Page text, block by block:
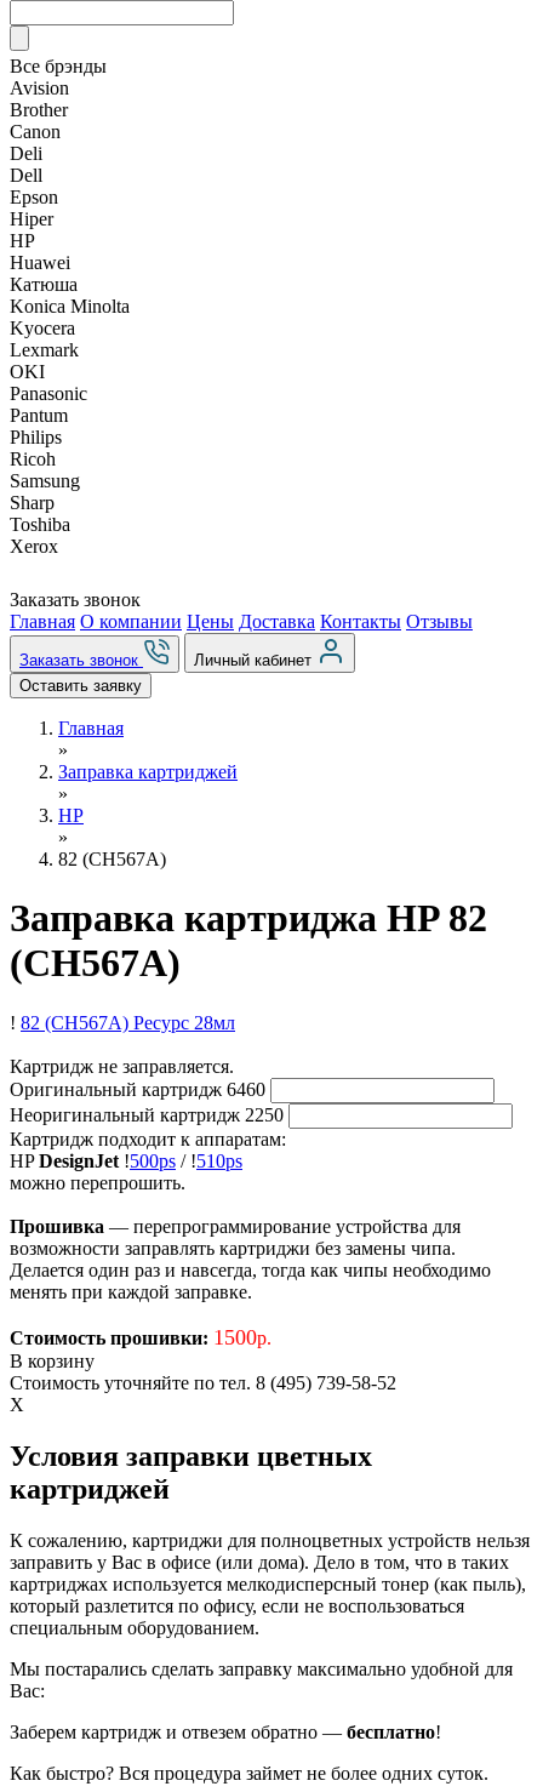
Все брэнды
Avision
Brother
Canon
Deli
Dell
Epson
Hiper
HP
Huawei
Катюша
Konica Minolta
Kyocera
Lexmark
OKI
Panasonic
Pantum
Philips
Ricoh
Samsung
Sharp
Toshiba
Xerox
Заказать звонок
Главная О компании Цены Доставка Контакты Отзывы
Заказать звонок
Личный кабинет
Оставить заявку
Главная
»
Заправка картриджей
»
HP
»
82 (CH567A)
Заправка картриджа HP 82
(CH567A)
! 82 (CH567A) Ресурс 28мл
Картридж не заправляется.
Оригинальный картридж 6460
Неоригинальный картридж 2250
Картридж подходит к аппаратам:
HPDesignJet !500ps / !510ps
можно перепрошить.
Прошивка — перепрограммирование устройства для
возможности заправлять картриджи без замены чипа.
Делается один раз и навсегда, тогда как чипы необходимо
менять при каждой заправке.
Стоимость прошивки: 1500р.
В корзину
Стоимость уточняйте по тел. 8 (495) 739-58-52
X
Условия заправки цветных
картриджей
К сожалению, картриджи для полноцветных устройств нельзя
заправить у Вас в офисе (или дома). Дело в том, что в таких
картриджах используется мелкодисперсный тонер (как пыль),
который разлетится по офису, если не воспользоваться
специальным оборудованием.
Мы постарались сделать заправку максимально удобной для
Вас:
Заберем картридж и отвезем обратно — бесплатно!
Как быстро? Вся процедура займет не более одних суток.